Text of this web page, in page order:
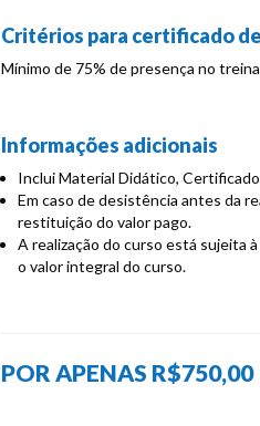
Critérios para certificado
Mínimo de 75% de presença no
Informações adicionais
Inclui Material Didático,
Em caso de desistência antes da
restituição do valor pago.
A realização do curso está sujeita
o valor integral do curso.
POR APENAS R$750,00